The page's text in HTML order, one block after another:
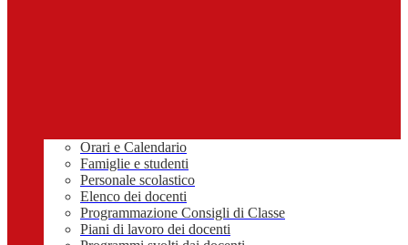
Orari e Calendario
Famiglie e studenti
Personale scolastico
Elenco dei docenti
Programmazione Consigli di Classe
Piani di lavoro dei docenti